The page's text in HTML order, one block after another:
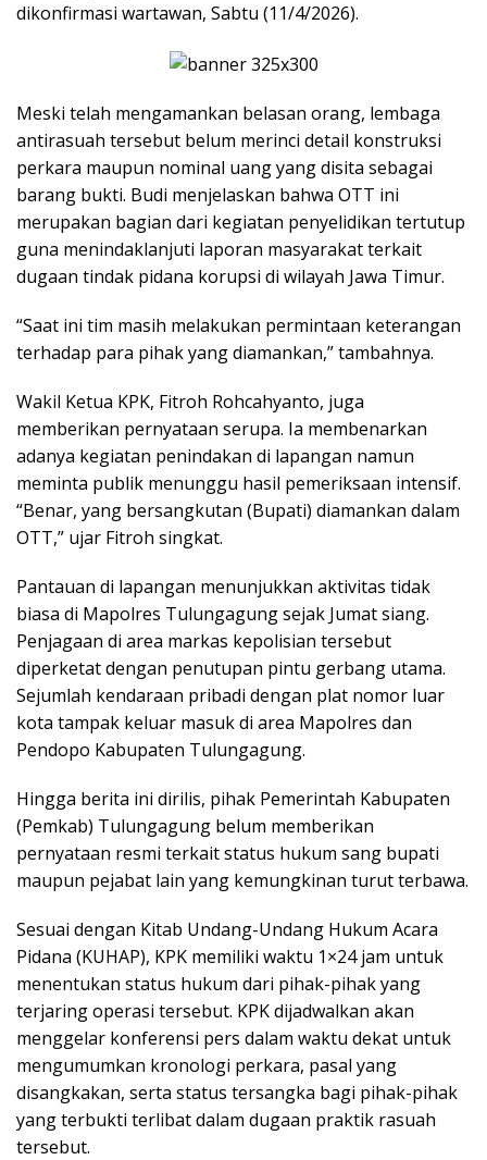
dikonfirmasi wartawan, Sabtu (11/4/2026).
Meski telah mengamankan belasan orang, lembaga
antirasuah tersebut belum merinci detail konstruksi
perkara maupun nominal uang yang disita sebagai
barang bukti. Budi menjelaskan bahwa OTT ini
merupakan bagian dari kegiatan penyelidikan tertutup
guna menindaklanjuti laporan masyarakat terkait
dugaan tindak pidana korupsi di wilayah Jawa Timur.
“Saat ini tim masih melakukan permintaan keterangan
terhadap para pihak yang diamankan,” tambahnya.
Wakil Ketua KPK, Fitroh Rohcahyanto, juga
memberikan pernyataan serupa. Ia membenarkan
adanya kegiatan penindakan di lapangan namun
meminta publik menunggu hasil pemeriksaan intensif.
“Benar, yang bersangkutan (Bupati) diamankan dalam
OTT,” ujar Fitroh singkat.
Pantauan di lapangan menunjukkan aktivitas tidak
biasa di Mapolres Tulungagung sejak Jumat siang.
Penjagaan di area markas kepolisian tersebut
diperketat dengan penutupan pintu gerbang utama.
Sejumlah kendaraan pribadi dengan plat nomor luar
kota tampak keluar masuk di area Mapolres dan
Pendopo Kabupaten Tulungagung.
Hingga berita ini dirilis, pihak Pemerintah Kabupaten
(Pemkab) Tulungagung belum memberikan
pernyataan resmi terkait status hukum sang bupati
maupun pejabat lain yang kemungkinan turut terbawa.
Sesuai dengan Kitab Undang-Undang Hukum Acara
Pidana (KUHAP), KPK memiliki waktu 1×24 jam untuk
menentukan status hukum dari pihak-pihak yang
terjaring operasi tersebut. KPK dijadwalkan akan
menggelar konferensi pers dalam waktu dekat untuk
mengumumkan kronologi perkara, pasal yang
disangkakan, serta status tersangka bagi pihak-pihak
yang terbukti terlibat dalam dugaan praktik rasuah
tersebut.